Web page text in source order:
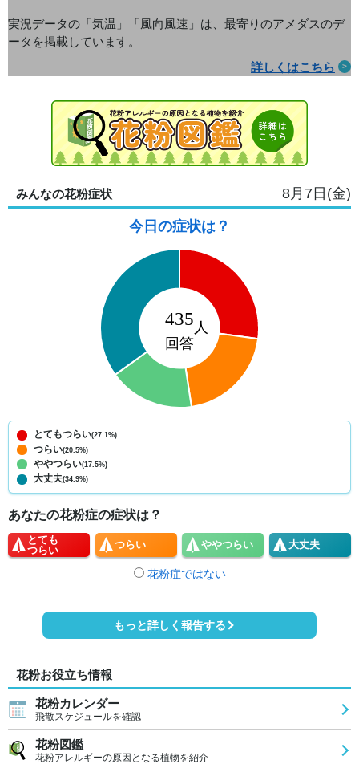
実況データの「気温」「風向風速」は、最寄りのアメダスのデ
ータを掲載しています。
詳しくはこちら
みんなの花粉症状 8月7日(金)
今日の症状は？
とてもつらい(27.1%)
つらい(20.5%)
ややつらい(17.5%)
大丈夫(34.9%)
あなたの花粉症の症状は？
とても
つらい
つらい ややつらい 大丈夫
花粉症ではない
もっと詳しく報告する
花粉お役立ち情報
花粉カレンダー
飛散スケジュールを確認
花粉図鑑
花粉アレルギーの原因となる植物を紹介